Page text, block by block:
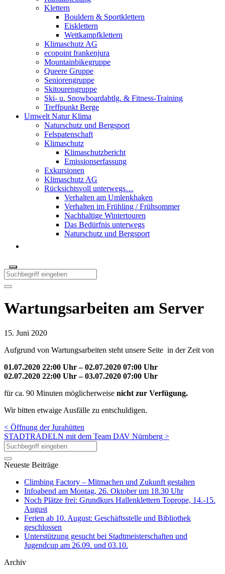
Klettern
Bouldern & Sportklettern
Eisklettern
Wettkampfklettern
Klimaschutz AG
ecopoint frankenjura
Mountainbikegruppe
Queere Gruppe
Seniorengruppe
Skitourengruppe
Ski- u. Snowboardabtlg. & Fitness-Training
Treffpunkt Berge
Umwelt Natur Klima
Naturschutz und Bergsport
Felspatenschaft
Klimaschutz
Klimaschutzbericht
Emissionserfassung
Exkursionen
Klimaschutz AG
Rücksichtsvoll unterwegs…
Verhalten am Umlenkhaken
Verhalten im Frühling / Frühsommer
Nachhaltige Wintertouren
Das Bedürfnis unterwegs
Naturschutz und Bergsport
Wartungsarbeiten am Server
15. Juni 2020
Aufgrund von Wartungsarbeiten steht unsere Seite in der Zeit von
01.07.2020 22:00 Uhr – 02.07.2020 07:00 Uhr
02.07.2020 22:00 Uhr – 03.07.2020 07:00 Uhr
für ca. 90 Minuten möglicherweise nicht zur Verfügung.
Wir bitten etwaige Ausfälle zu entschuldigen.
< Öffnung der Jurahütten
STADTRADELN mit dem Team DAV Nürnberg >
Neueste Beiträge
Climbing Factory – Mitmachen und Zukunft gestalten
Infoabend am Montag, 26. Oktober um 18.30 Uhr
Noch Plätze frei: Grundkurs Hallenklettern Toprope, 14.-15.
August
Ferien ab 10. August: Geschäftsstelle und Bibliothek
geschlossen
Unterstützung gesucht bei Stadtmeisterschaften und
Jugendcup am 26.09. und 03.10.
Archiv